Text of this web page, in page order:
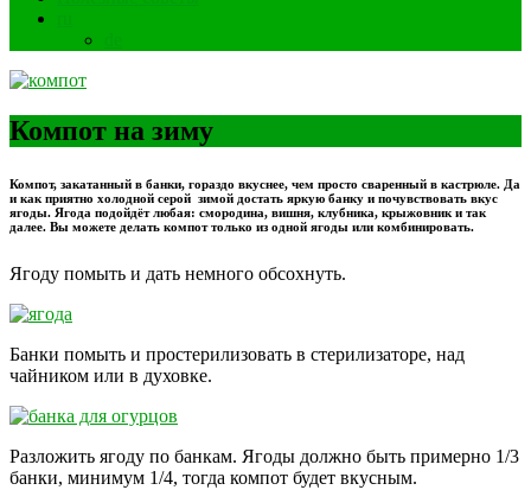
Компот на зиму
Компот, закатанный в банки, гораздо вкуснее, чем просто сваренный в кастрюле. Да
и как приятно холодной серой зимой достать яркую банку и почувствовать вкус
ягоды. Ягода подойдёт любая: смородина, вишня, клубника, крыжовник и так
далее. Вы можете делать компот только из одной ягоды или комбинировать.
Ягоду помыть и дать немного обсохнуть.
Банки помыть и простерилизовать в стерилизаторе, над
чайником или в духовке.
Разложить ягоду по банкам. Ягоды должно быть примерно 1/3
банки, минимум 1/4, тогда компот будет вкусным.